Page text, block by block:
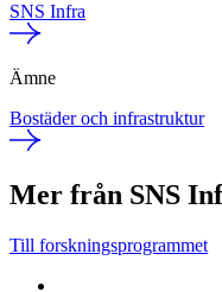
SNS Infra
Ämne
Bostäder och infrastruktur
Mer från SNS
Till forskningsprogrammet